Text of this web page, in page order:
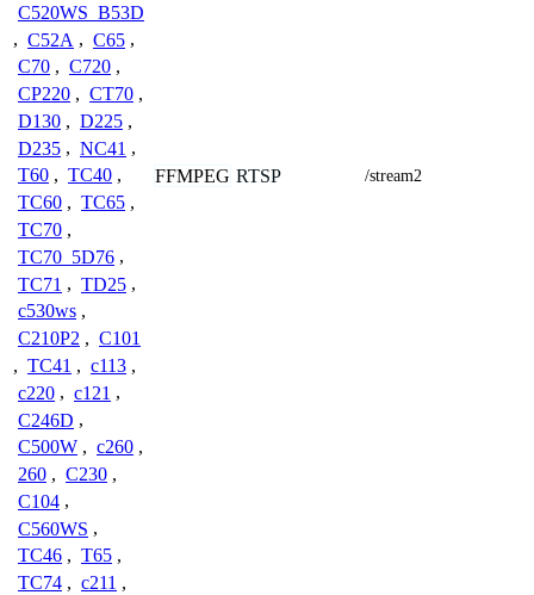
C520WS_B53D
, C52A , C65 ,
C70 , C720 ,
CP220 , CT70 ,
D130 , D225 ,
D235 , NC41 ,
T60 , TC40 ,
TC60 , TC65 ,
TC70 ,
TC70_5D76 ,
TC71 , TD25 ,
c530ws ,
C210P2 , C101
, TC41 , c113 ,
c220 , c121 ,
C246D ,
C500W , c260 ,
260 , C230 ,
C104 ,
C560WS ,
TC46 , T65 ,
TC74 , c211 ,
FFMPEG RTSP /stream2